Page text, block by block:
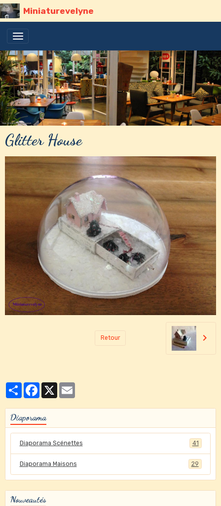
Miniaturevelyne
Glitter House
Retour
PartagerFacebook
X
Diaporama
Diaporama Scénettes 41
Diaporama Maisons 29
Nouveautés